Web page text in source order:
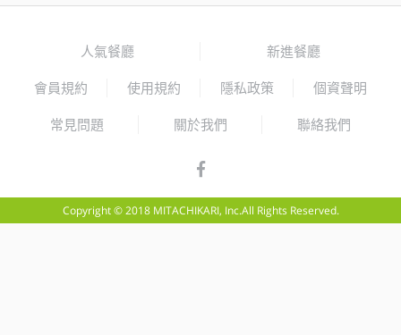
人氣餐廳 新進餐廳
會員規約 使用規約 隱私政策 個資聲明
常見問題 關於我們 聯絡我們
Copyright © 2018 MITACHIKARI, Inc.All Rights Reserved.